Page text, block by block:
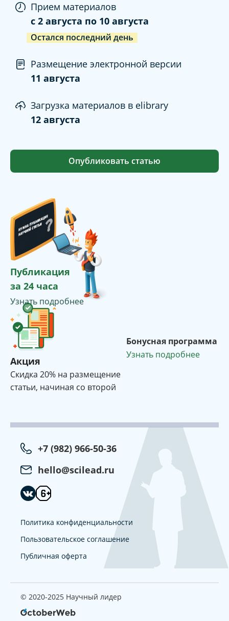
Прием материалов
c 2 августа по 10 августа
Остался последний день
Размещение электронной версии
11 августа
Загрузка материалов в elibrary
12 августа
Опубликовать статью
Публикация
за 24 часа
Узнать подробнее
Акция
Cкидка 20% на размещение
статьи, начиная со второй
Бонусная программа
Узнать подробнее
+7 (982) 966-50-36
hello@scilead.ru
Политика конфиденциальности
Пользовательское соглашение
Публичная оферта
© 2020-2025 Научный лидер